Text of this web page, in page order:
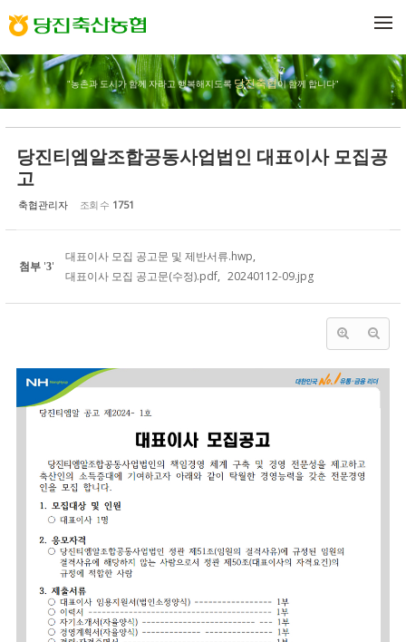
"농촌과 도시가 함께 자라고 행복해지도록 당진축협이 함께 합니다"
당진티엠알조합공동사업법인 대표이사 모집공
고
축협관리자 조회 수 1751
첨부 '3'
대표이사 모집 공고문 및 제반서류.hwp,
대표이사 모집 공고문(수정).pdf, 20240112-09.jpg